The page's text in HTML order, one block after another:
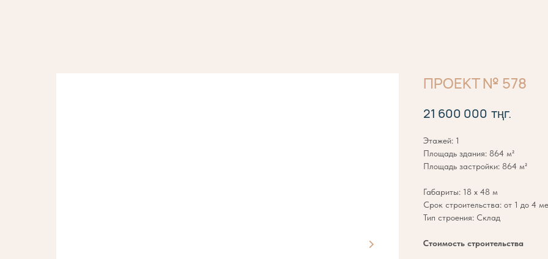
ПРОЕКТ № 578
21 600 000 тңг.
Этажей: 1
Площадь здания: 864 м²
Площадь застройки: 864 м²
Габариты: 18 х 48 м
Срок строительства: от 1 до 4
Тип строения: Склад
Стоимость строительства